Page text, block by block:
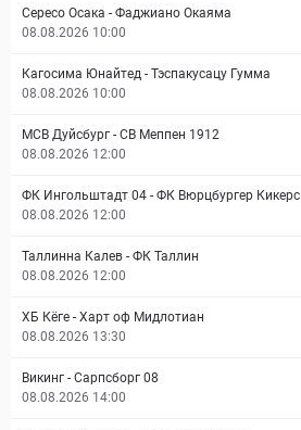
Сересо Осака - Фаджиано Окаяма
08.08.2026 10:00
Кагосима Юнайтед - Тэспакусацу Гумма
08.08.2026 10:00
МСВ Дуйсбург - СВ Меппен 1912
08.08.2026 12:00
ФК Ингольштадт 04 - ФК Вюрцбургер Кикерс
08.08.2026 12:00
Таллинна Калев - ФК Таллин
08.08.2026 12:00
ХБ Кёге - Харт оф Мидлотиан
08.08.2026 13:30
Викинг - Сарпсборг 08
08.08.2026 14:00